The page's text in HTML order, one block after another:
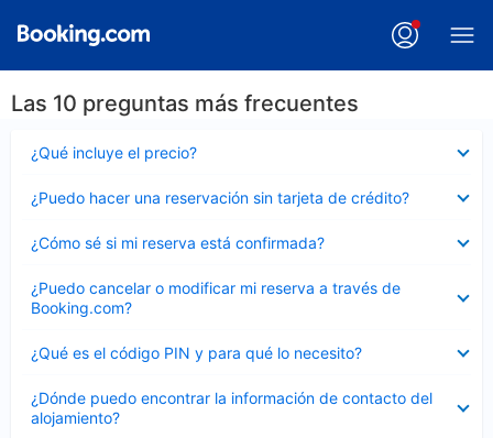
Las 10 preguntas más frecuentes
¿Qué incluye el precio?
cerrado
¿Puedo hacer una reservación sin tarjeta de crédito?
cerrado
¿Cómo sé si mi reserva está confirmada?
cerrado
¿Puedo cancelar o modificar mi reserva a través de
Booking.com?
cerrado
¿Qué es el código PIN y para qué lo necesito?
cerrado
¿Dónde puedo encontrar la información de contacto del
alojamiento?
cerrado